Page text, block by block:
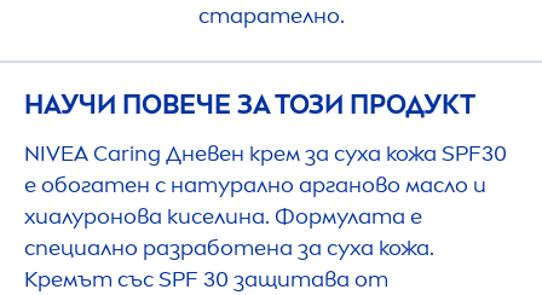
старателно.
НАУЧИ ПОВЕЧЕ ЗА ТОЗИ ПРОДУКТ
NIVEA Caring Дневен крем за суха кожа SPF30
е обогатен с натурално арганово масло и
хиалуронова киселина. Формулата е
специално разработена за суха кожа.
Кремът със SPF 30 защитава от